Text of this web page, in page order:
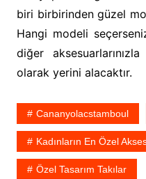
biri birbirinden güzel
Hangi modeli
diğer
olarak yerini alacaktır.
Cananyolacstamboul
Kadınların En Özel
Özel Tasarım Takılar